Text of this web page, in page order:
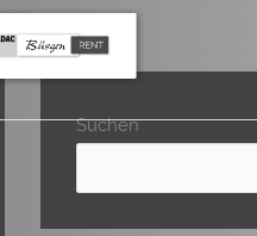
Suchen